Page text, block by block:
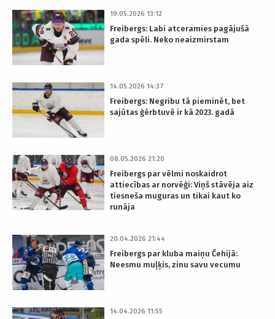
19.05.2026 13:12
Freibergs: Labi atceramies pagājušā
gada spēli. Neko neaizmirstam
14.05.2026 14:37
Freibergs: Negribu tā pieminēt, bet
sajūtas ģērbtuvē ir kā 2023. gadā
08.05.2026 21:20
Freibergs par vēlmi noskaidrot
attiecības ar norvēģi: Viņš stāvēja aiz
tiesneša muguras un tikai kaut ko
runāja
20.04.2026 21:44
Freibergs par kluba maiņu Čehijā:
Neesmu muļķis, zinu savu vecumu
14.04.2026 11:55